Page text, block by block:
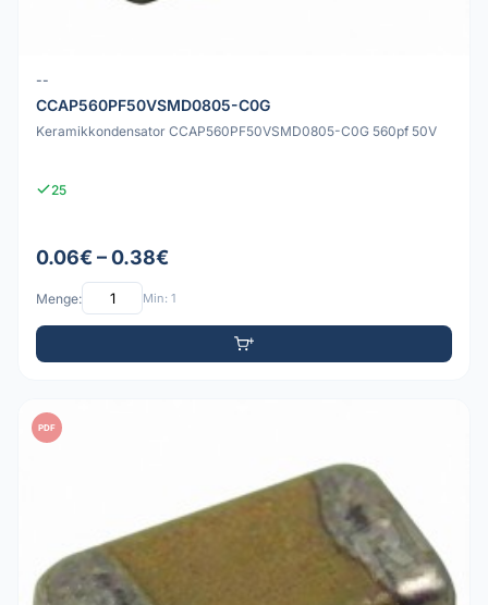
--
CCAP560PF50VSMD0805-C0G
Keramikkondensator CCAP560PF50VSMD0805-C0G 560pf 50V
25
0.06€ – 0.38€
Menge: Min: 1
PDF